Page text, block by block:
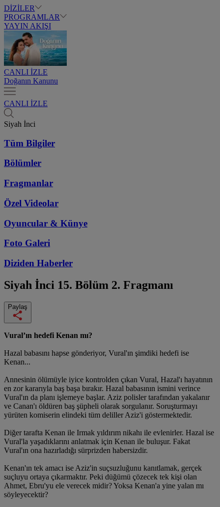
DİZİLER
PROGRAMLAR
YAYIN AKIŞI
CANLI İZLE
Doğanın Kanunu
CANLI İZLE
Siyah İnci
Tüm Bilgiler
Bölümler
Fragmanlar
Özel Videolar
Oyuncular & Künye
Foto Galeri
Diziden Haberler
Siyah İnci 15. Bölüm 2. Fragmanı
Paylaş
Vural’ın hedefi Kenan mı?
Hazal babasını hapse gönderiyor, Vural'ın şimdiki hedefi ise
Kenan...
Annesinin ölümüyle iyice kontrolden çıkan Vural, Hazal'ı hayatının
en zor kararıyla baş başa bırakır. Hazal babasının ismini verince
Vural'ın da planı işlemeye başlar. Aziz polisler tarafından yakalanır
ve Canan'ı öldüren baş şüpheli olarak sorgulanır. Soruşturmayı
yürüten komiserin elindeki tüm deliller Aziz'i göstermektedir.
Diğer tarafta Kenan ile Irmak yıldırım nikahı ile evlenirler. Hazal ise
Vural'la yaşadıklarını anlatmak için Kenan ile buluşur. Fakat
Vural'ın ona hazırladığı sürprizden habersizdir.
Kenan'ın tek amacı ise Aziz'in suçsuzluğunu kanıtlamak, gerçek
suçluyu ortaya çıkarmaktır. Peki düğümü çözecek tek kişi olan
Ahmet, Ebru'yu ele verecek midir? Yoksa Kenan'a yine yalan mı
söyleyecektir?